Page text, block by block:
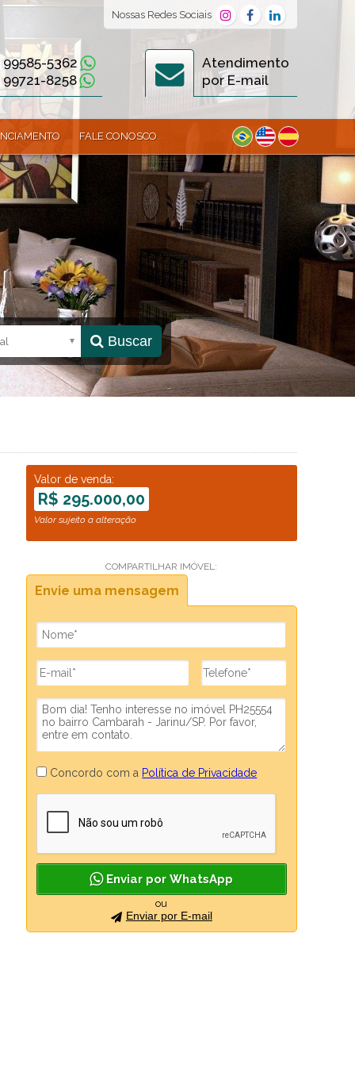
FALE CONOSCO
99585-5362
99721-8258
Atendimento
por E-mail
Nossas Redes Sociais
Buscar
Valor de venda:
R$ 295.000,00
Valor sujeito a alteração
COMPARTILHAR IMÓVEL:
Envie uma mensagem
Concordo com a Política de Privacidade
Enviar por WhatsApp
ou
Enviar por E-mail